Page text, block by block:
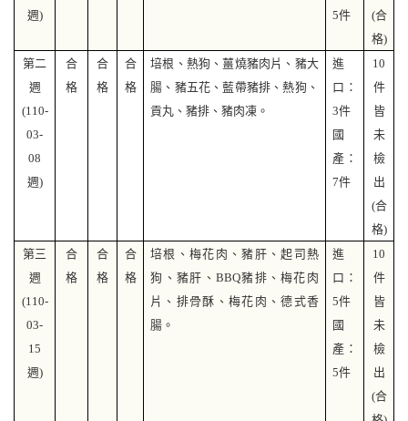
週)
5件
(合
格)
第二
週
(110-
03-
08
週)
合
格
合
格
合
格
培根、熱狗、薑燒豬肉片、豬大
腸、豬五花、藍帶豬排、熱狗、
貢丸、豬排、豬肉凍。
進
口：
3件
國
產：
7件
10
件
皆
未
檢
出
(合
格)
第三
週
(110-
03-
15
週)
合
格
合
格
合
格
培根、梅花肉、豬肝、起司熱
狗、豬肝、 BBQ豬排、梅花肉
片、排骨酥、梅花肉、德式香
腸。
進
口：
5件
國
產：
5件
10
件
皆
未
檢
出
(合